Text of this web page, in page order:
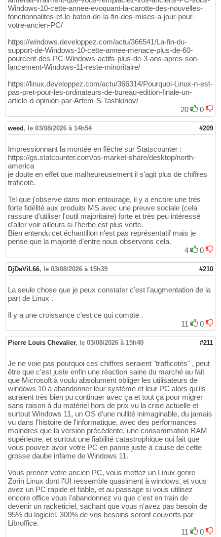
Windows-10-cette-annee-evoquant-la-carotte-des-nouvelles-
fonctionnalites-et-le-baton-de-la-fin-des-mises-a-jour-pour-
votre-ancien-PC/
https://windows.developpez.com/actu/366541/La-fin-du-
support-de-Windows-10-cette-annee-menace-plus-de-60-
pourcent-des-PC-Windows-actifs-plus-de-3-ans-apres-son-
lancement-Windows-11-reste-minoritaire/
https://linux.developpez.com/actu/366314/Pourquoi-Linux-n-est-
pas-pret-pour-les-ordinateurs-de-bureau-edition-finale-un-
article-d-opinion-par-Artem-S-Tashkinov/
20
0
weed , le 03/08/2026 à 14h54 #209
Impressionnant la montée en flèche sur Statscounter :
https://gs.statcounter.com/os-market-share/desktop/north-
america
je doute en effet que malheureusement il s'agit plus de chiffres
traficoté.
Tel que j'observe dans mon entourage, il y a encore une très
forte fidélité aux produits MS avec une preuve sociale (cela
rassure d'utiliser l'outil majoritaire) forte et très peu intéressé
d'aller voir ailleurs si l'herbe est plus verte.
Bien entendu cet échantillon n'est pas représentatif mais je
pense que la majorité d'entre nous observons cela.
4
0
DjDeViL66, le 03/08/2026 à 15h39 #210
La seule chose que je peux constater c'est l'augmentation de la
part de Linux .
Il y a une croissance c'est ce qui compte .
11
0
Pierre Louis Chevalier, le 03/08/2026 à 15h40 #211
Je ne voie pas pourquoi ces chiffres seraient "trafficotés" , peut
être que c'est juste enfin une réaction saine du marché au fait
que Microsoft à voulu absolument obliger les utilisateurs de
windows 10 à abandonner leur système et leur PC alors qu'ils
auraient très bien pu continuer avec ça et tout ça pour migrer
sans raison à du matériel hors de prix vu la crise actuelle et
surtout Windows 11, un OS d'une nullité inimaginable, du jamais
vu dans l'histoire de l'informatique, avec des performances
moindres que la version précédente, une consommation RAM
supérieure, et surtout une fiabilité catastrophique qui fait que
vous pouvez avoir votre PC en panne juste à cause de cette
grosse daube infame de Windows 11.
Vous prenez votre ancien PC, vous mettez un Linux genre
Zorin Linux dont l'UI ressemble quasiment à windows, et vous
avez un PC rapide et fiable, et au passage si vous utilisez
encore office vous l'abandonnez vu que c'est en train de
devenir un racketiciel, sachant que vous n'avez pas besoin de
95% du logiciel, 300% de vos besoins seront couverts par
Libroffice.
11
0